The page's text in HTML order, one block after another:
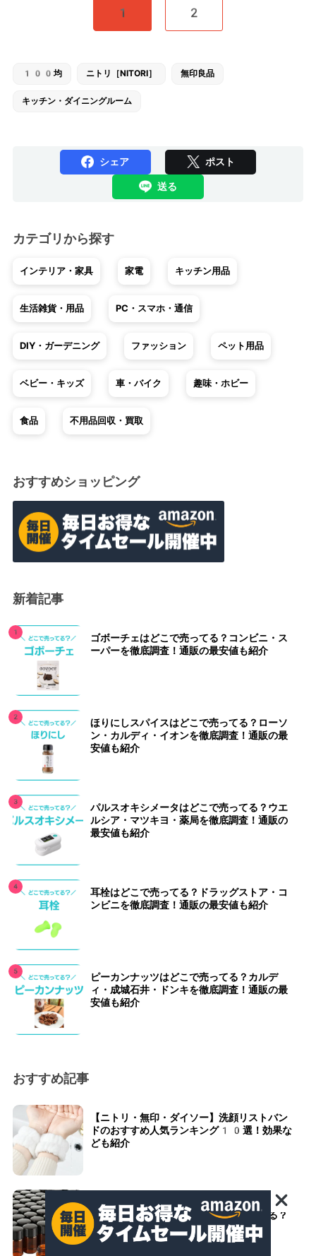
1 2
100均 ニトリ［NITORI］ 無印良品
キッチン・ダイニングルーム
シェア ポスト
送る
カテゴリから探す
インテリア・家具 家電 キッチン用品
生活雑貨・用品 PC・スマホ・通信
DIY・ガーデニング ファッション ペット用品
ベビー・キッズ 車・バイク 趣味・ホビー
食品 不用品回収・買取
おすすめショッピング
新着記事
ゴボーチェはどこで売ってる？コンビニ・ス
ーパーを徹底調査！通販の最安値も紹介
ほりにしスパイスはどこで売ってる？ローソ
ン・カルディ・イオンを徹底調査！通販の最
安値も紹介
パルスオキシメータはどこで売ってる？ウエ
ルシア・マツキヨ・薬局を徹底調査！通販の
最安値も紹介
耳栓はどこで売ってる？ドラッグストア・コ
ンビニを徹底調査！通販の最安値も紹介
ピーカンナッツはどこで売ってる？カルデ
ィ・成城石井・ドンキを徹底調査！通販の最
安値も紹介
おすすめ記事
【ニトリ・無印・ダイソー】洗顔リストバン
ドのおすすめ人気ランキング10選！効果な
ども紹介
遮光瓶のおすすめ人気ランキング10選！ニ
トリや無印、ダイソーなどどこで売ってる？